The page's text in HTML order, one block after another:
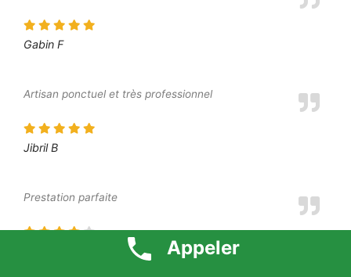
Gabin F
Artisan ponctuel et très professionnel
Jibril B
Prestation parfaite
Appeler